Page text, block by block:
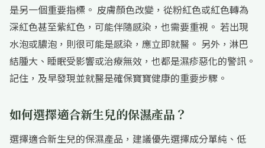
是另一個重要指標。 皮膚顏色改變，從粉紅色或紅色轉為
深紅色甚至紫紅色，可能伴隨感染，也需要重視。 若出現
水泡或膿泡，則很可能是感染，應立即就醫。 另外，淋巴
結腫大、睡眠受影響或治療無效，也都是濕疹惡化的警訊。
記住，及早發現並就醫是確保寶寶健康的重要步驟。
如何選擇適合新生兒的保濕產品？
選擇適合新生兒的保濕產品，建議優先選擇成分單純、低